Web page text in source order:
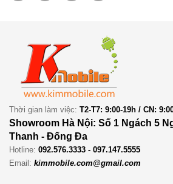
Thời gian làm việc: T2-T7: 9:00-19h / CN:
Showroom Hà Nội: Số 1 Ngách 5
Thanh - Đống Đa
Hotline: 092.576.3333 - 097.147.5555
Email: kimmobile.com@gmail.com